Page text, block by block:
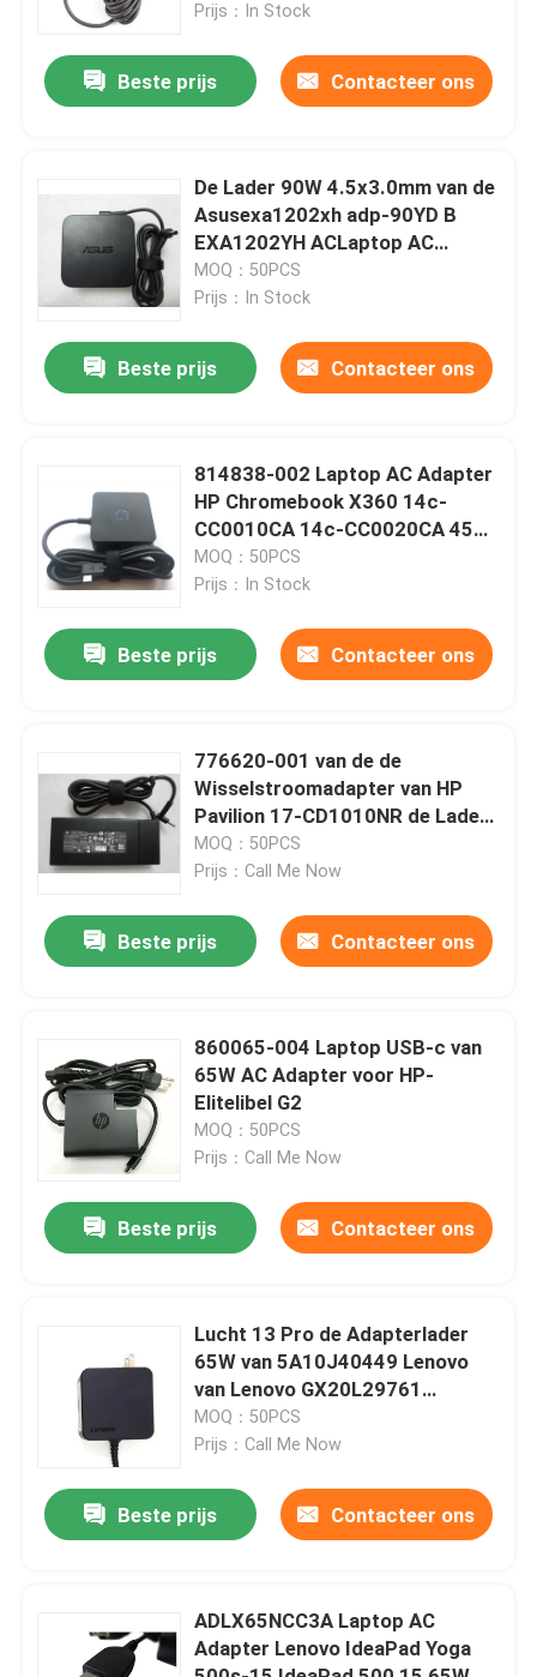
Producten
Video's
Ongeveer ons
Kwaliteitscontrole
Contacteer ons
Verzoek om een Citaat
Het Schermvervanging van Dell LCD
Prijs：In Stock
Beste prijs Contacteer ons
De Lader 90W 4.5x3.0mm van de
Asusexa1202xh adp-90YD B
EXA1202YH ACLaptop AC
Adapter
MOQ：50PCS
Prijs：In Stock
Beste prijs Contacteer ons
814838-002 Laptop AC Adapter
HP Chromebook X360 14c-
CC0010CA 14c-CC0020CA 45W
USB-c
MOQ：50PCS
Prijs：In Stock
Beste prijs Contacteer ons
776620-001 van de de
Wisselstroomadapter van HP
Pavilion 17-CD1010NR de Lader
150W
MOQ：50PCS
Prijs：Call Me Now
Beste prijs Contacteer ons
860065-004 Laptop USB-c van
65W AC Adapter voor HP-
Elitelibel G2
MOQ：50PCS
Prijs：Call Me Now
Beste prijs Contacteer ons
Lucht 13 Pro de Adapterlader
65W van 5A10J40449 Lenovo
van Lenovo GX20L29761
GX20L29762 GX20L29763 AC
MOQ：50PCS
Prijs：Call Me Now
Beste prijs Contacteer ons
ADLX65NCC3A Laptop AC
Adapter Lenovo IdeaPad Yoga